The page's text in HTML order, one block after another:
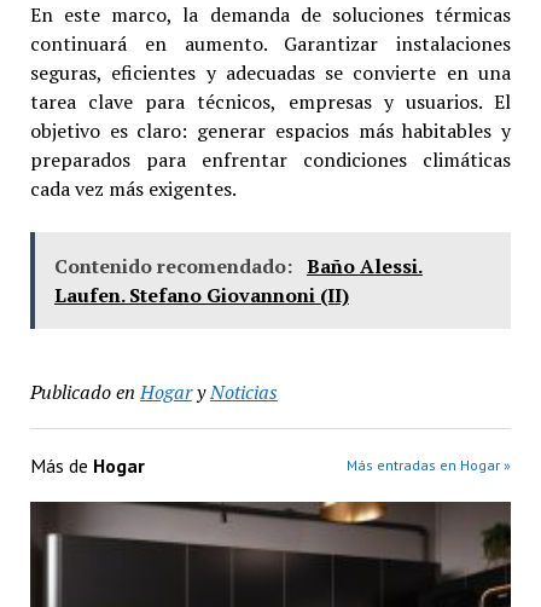
En este marco, la demanda de soluciones térmicas
continuará en aumento. Garantizar instalaciones
seguras, eficientes y adecuadas se convierte en una
tarea clave para técnicos, empresas y usuarios. El
objetivo es claro: generar espacios más habitables y
preparados para enfrentar condiciones climáticas
cada vez más exigentes.
Contenido recomendado: Baño Alessi.
Laufen. Stefano Giovannoni (II)
Publicado en HogaryNoticias
Más de Hogar Más entradas en Hogar »